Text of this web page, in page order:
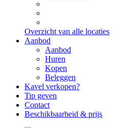
Overzicht van alle locaties
Aanbod
Aanbod
Huren
Kopen
Beleggen
Kavel verkopen?
Tip geven
Contact
Beschikbaarheid & prijs